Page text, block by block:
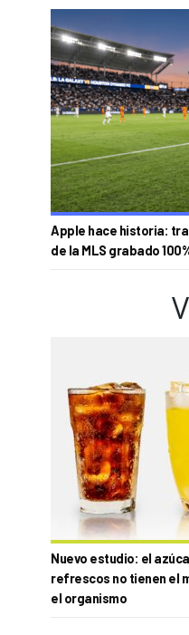
Apple hace historia:
de la MLS grabado
Nuevo estudio: el
refrescos no tienen el
el organismo